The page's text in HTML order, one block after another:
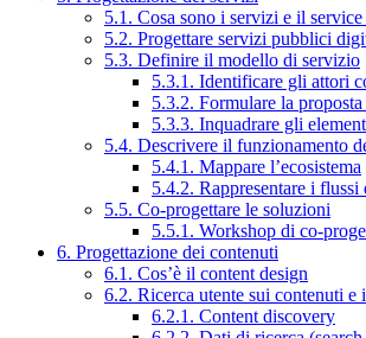
5.1. Cosa sono i servizi e il service
5.2. Progettare servizi pubblici
5.3. Definire il modello di servizio
5.3.1. Identificare gli attori
5.3.2. Formulare la
5.3.3. Inquadrare gli
5.4. Descrivere il funzionamento
5.4.1. Mappare l’ecosistema
5.4.2. Rappresentare i
5.5. Co-progettare le soluzioni
5.5.1. Workshop di co-
6. Progettazione dei contenuti
6.1. Cos’è il content design
6.2. Ricerca utente sui contenuti e
6.2.1. Content discovery